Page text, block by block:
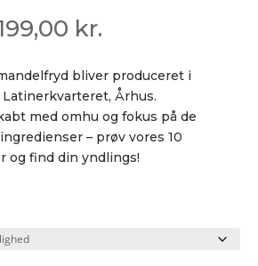
kr.
til
199,00 kr.
bliver produceret i
Århus.
med omhu og fokus på de
– prøv vores 10
og find din yndlings!